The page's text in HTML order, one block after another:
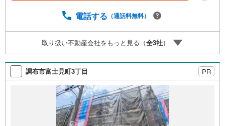
が必要な場合がございますのでご容赦ください。事前にご
のでお手数ですがご一報ください。◆物件のご案内は◆弊
社へのご来社、お客様宅へのお迎え・最寄駅での待ち合わ
せ、物件周辺のコンビニ等でお待ち合わせなど、ご希望を
お伝えください。ご希望条件をお伝え頂けましたら、ご見
学希望物件以外の資料も用意して参ります。もちろん他の
物件も併せてご案内させていただきます。
電話する （通話料無料）
取り扱い不動産会社をもっと見る（全3社）
調布市富士見町3丁目 PR